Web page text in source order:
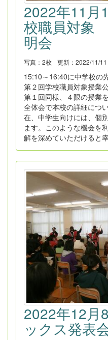
2022年11月
校職員対象
明会
写真：2枚 更新：2022/11/11
15:10～16:40に中学校の
第２回学校職員対象授業
第１回同様、４限の授業
全体会で本校の詳細につ
在、中学生向けには、個
ます。このような機会を
解を深めていただけると幸
2022年12月
ックス発表